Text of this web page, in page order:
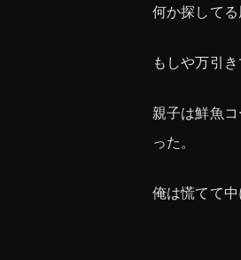
何か探してる
もしや万引
親子は鮮魚
った。
俺は慌てて